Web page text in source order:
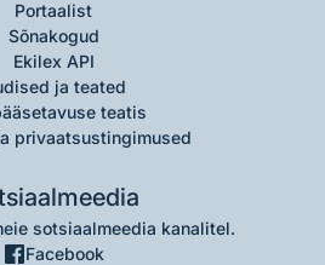
Portaalist
Sõnakogud
Ekilex API
ja teated
teatis
privaatsustingimused
sotsiaalmeedia kanalitel.
Facebook